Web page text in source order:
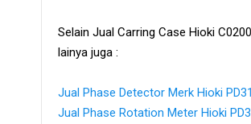
Selain Jual Carring Case Hioki
lainya juga :
Jual Phase Detector Merk Hioki
Jual Phase Rotation Meter Hioki